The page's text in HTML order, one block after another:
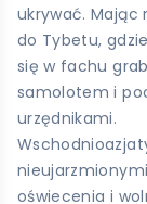
ukrywać. Mając
do Tybetu,
się w fachu
samolotem i
urzędnikami.
oświecenia i